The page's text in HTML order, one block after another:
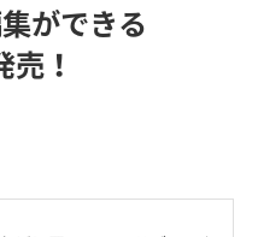
ができる
！